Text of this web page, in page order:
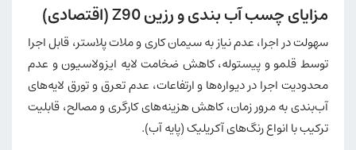
مزایای چسب آب بندی و رزین Z90 (اقتصادی)
سهولت در اجرا، عدم نیاز به سیمان کاری و ملات پلاستر، قابل اجرا
توسط قلمو و پیستوله، کاهش ضخامت لایه ایزولاسیون و عدم
محدودیت اجرا در دیواره‌ها و ارتفاعات، عدم تعرق و تورق لایه‌های
آب‌بندی به مرور زمان، کاهش هزینه‌های کارگری و مصالح، قابلیت
ترکیب با انواع رنگ‌های آکریلیک (پایه آب).